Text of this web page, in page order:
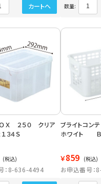
カートへ 数量:
ＯＸ ２５０ クリア
４Ｓ
(税込)
：8-636-4494
ブライトコ
ホワイト
￥859 (税込)
お申込番号